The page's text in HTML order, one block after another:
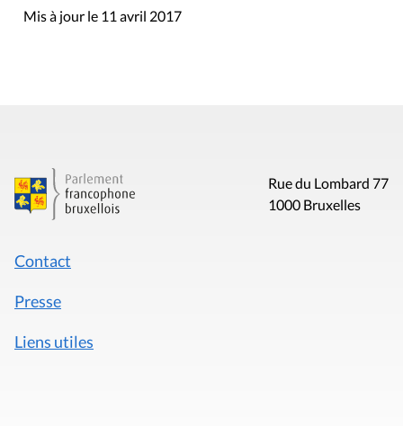
Mis à jour le 11 avril 2017
Rue du Lombard 77
1000 Bruxelles
Contact
Presse
Liens utiles